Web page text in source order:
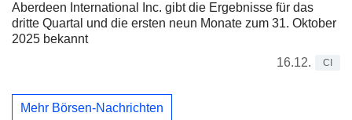
Aberdeen International Inc. gibt die Ergebnisse für das
dritte Quartal und die ersten neun Monate zum 31. Oktober
2025 bekannt
16.12.
CI
Mehr Börsen-Nachrichten